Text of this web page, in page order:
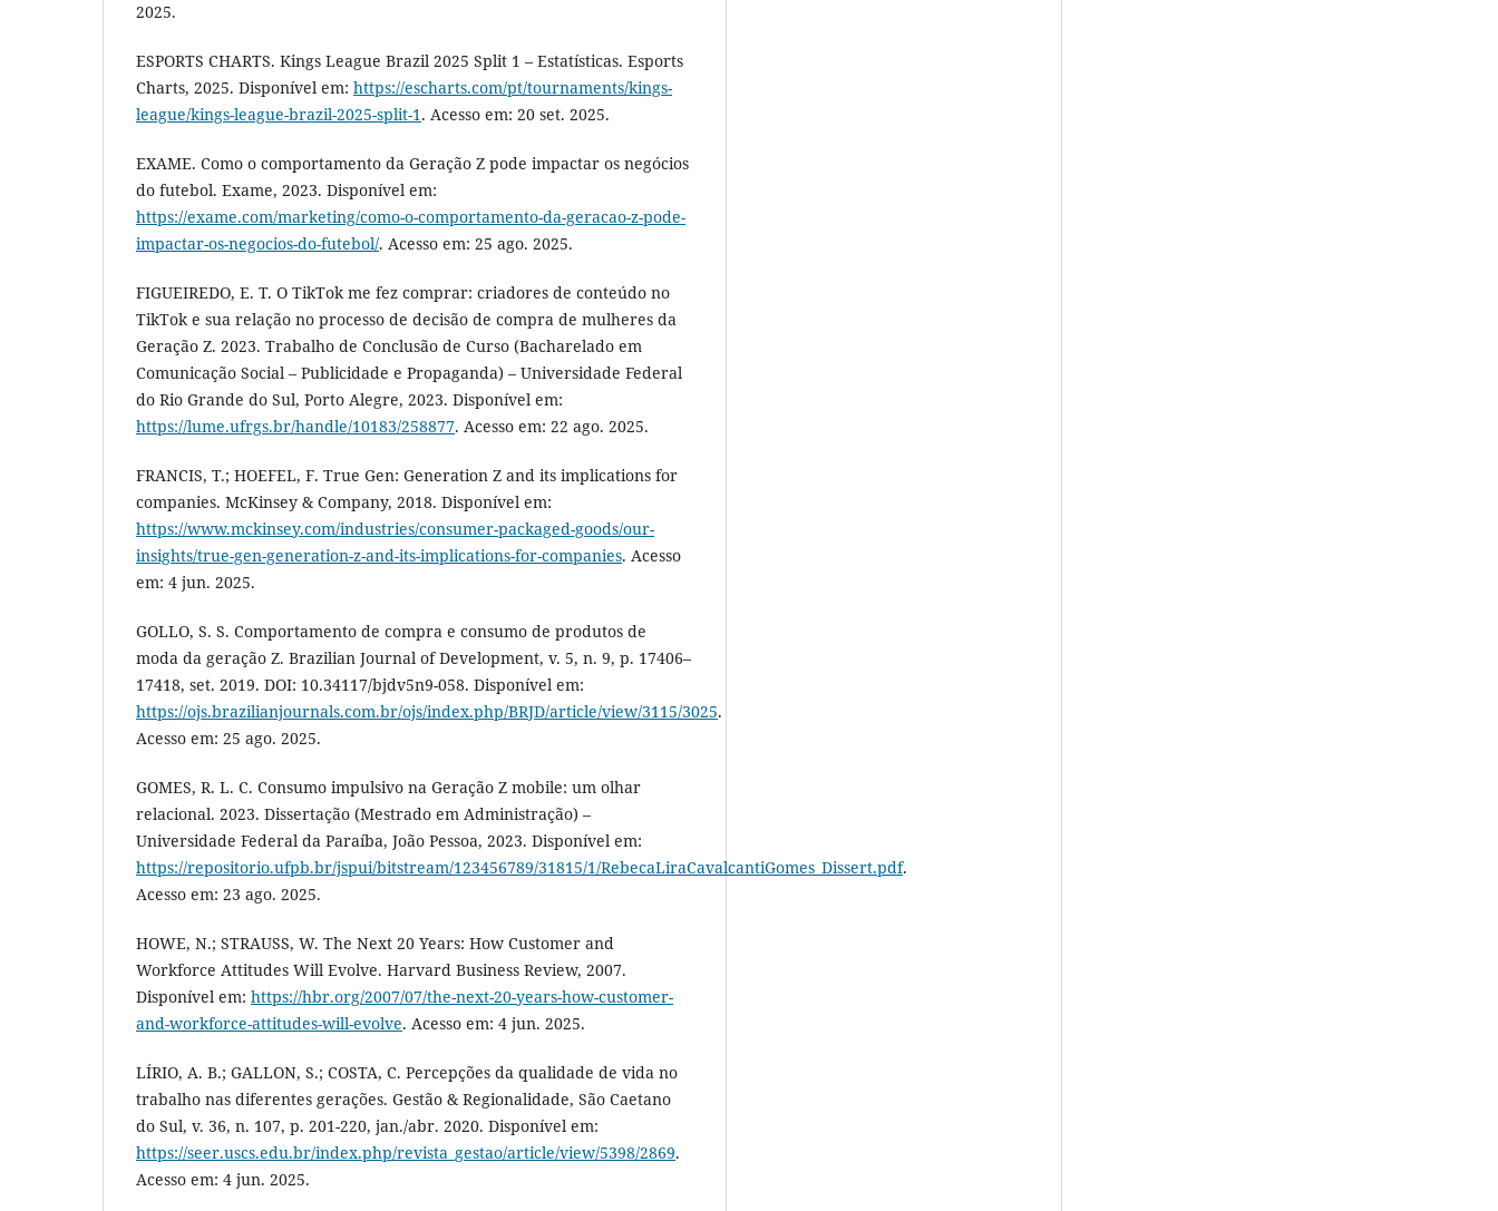
2025.
ESPORTS CHARTS. Kings League Brazil 2025 Split 1 – Estatísticas. Esports
Charts, 2025. Disponível em: https://escharts.com/pt/tournaments/kings-
league/kings-league-brazil-2025-split-1. Acesso em: 20 set. 2025.
EXAME. Como o comportamento da Geração Z pode impactar os negócios
do futebol. Exame, 2023. Disponível em:
https://exame.com/marketing/como-o-comportamento-da-geracao-z-pode-
impactar-os-negocios-do-futebol/. Acesso em: 25 ago. 2025.
FIGUEIREDO, E. T. O TikTok me fez comprar: criadores de conteúdo no
TikTok e sua relação no processo de decisão de compra de mulheres da
Geração Z. 2023. Trabalho de Conclusão de Curso (Bacharelado em
Comunicação Social – Publicidade e Propaganda) – Universidade Federal
do Rio Grande do Sul, Porto Alegre, 2023. Disponível em:
https://lume.ufrgs.br/handle/10183/258877. Acesso em: 22 ago. 2025.
FRANCIS, T.; HOEFEL, F. True Gen: Generation Z and its implications for
companies. McKinsey & Company, 2018. Disponível em:
https://www.mckinsey.com/industries/consumer-packaged-goods/our-
insights/true-gen-generation-z-and-its-implications-for-companies. Acesso
em: 4 jun. 2025.
GOLLO, S. S. Comportamento de compra e consumo de produtos de
moda da geração Z. Brazilian Journal of Development, v. 5, n. 9, p. 17406–
17418, set. 2019. DOI: 10.34117/bjdv5n9-058. Disponível em:
https://ojs.brazilianjournals.com.br/ojs/index.php/BRJD/article/view/3115/3025.
Acesso em: 25 ago. 2025.
GOMES, R. L. C. Consumo impulsivo na Geração Z mobile: um olhar
relacional. 2023. Dissertação (Mestrado em Administração) –
Universidade Federal da Paraíba, João Pessoa, 2023. Disponível em:
https://repositorio.ufpb.br/jspui/bitstream/123456789/31815/1/RebecaLiraCavalcantiGomes_Dissert.pdf.
Acesso em: 23 ago. 2025.
HOWE, N.; STRAUSS, W. The Next 20 Years: How Customer and
Workforce Attitudes Will Evolve. Harvard Business Review, 2007.
Disponível em: https://hbr.org/2007/07/the-next-20-years-how-customer-
and-workforce-attitudes-will-evolve. Acesso em: 4 jun. 2025.
LÍRIO, A. B.; GALLON, S.; COSTA, C. Percepções da qualidade de vida no
trabalho nas diferentes gerações. Gestão & Regionalidade, São Caetano
do Sul, v. 36, n. 107, p. 201-220, jan./abr. 2020. Disponível em:
https://seer.uscs.edu.br/index.php/revista_gestao/article/view/5398/2869.
Acesso em: 4 jun. 2025.